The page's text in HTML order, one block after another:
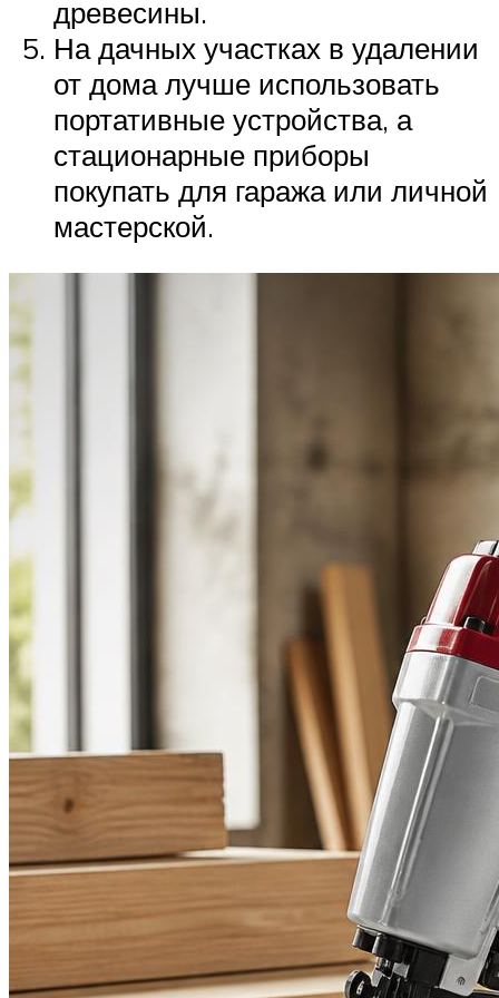
древесины.
На дачных участках в удалении
от дома лучше использовать
портативные устройства, а
стационарные приборы
покупать для гаража или личной
мастерской.